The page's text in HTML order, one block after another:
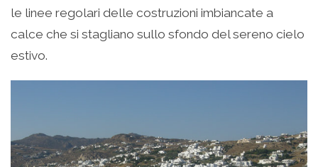
le linee regolari delle costruzioni imbiancate a
calce che si stagliano sullo sfondo del sereno cielo
estivo.